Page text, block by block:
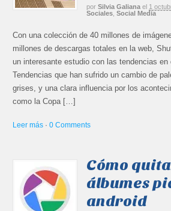
por Silvia Galiana el 1
Sociales ,Social Media
Con una colección de 40 millones de
millones de descargas totales en la web,
un interesante estudio con las tendencias en
Tendencias que han sufrido un cambio de
grises, y una clara influencia por los
como la Copa […]
Leer más ·0 Comments
Cómo
álbumes
android